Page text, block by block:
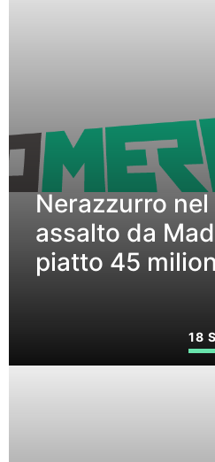
Nerazzurro
assalto da
piatto 45
18